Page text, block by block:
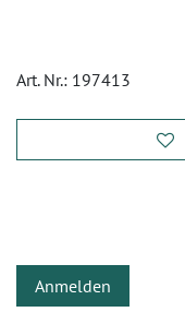
Art. Nr.: 197413
Anmelden